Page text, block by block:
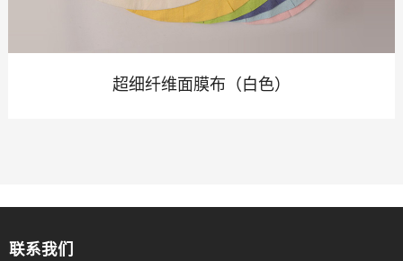
超细纤维面膜布（白色）
联系我们